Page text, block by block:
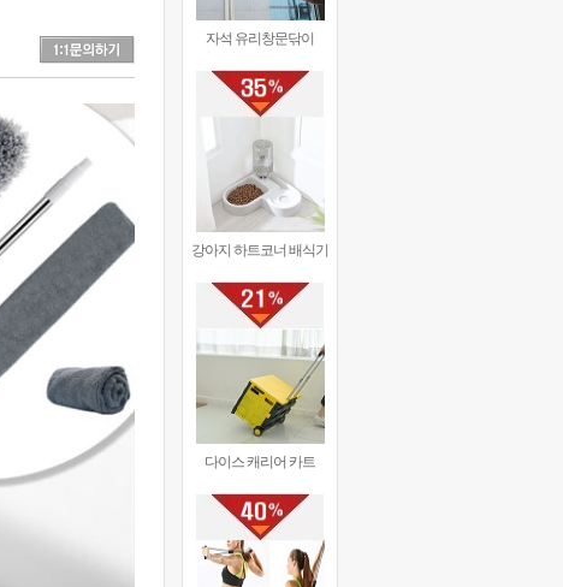
자석 유리창문닦이
강아지 하트코너 배식기
다이스 캐리어 카트